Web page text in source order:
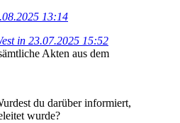
13:14
in 23.07.2025 15:52
Akten aus dem
du darüber informiert,
wurde?